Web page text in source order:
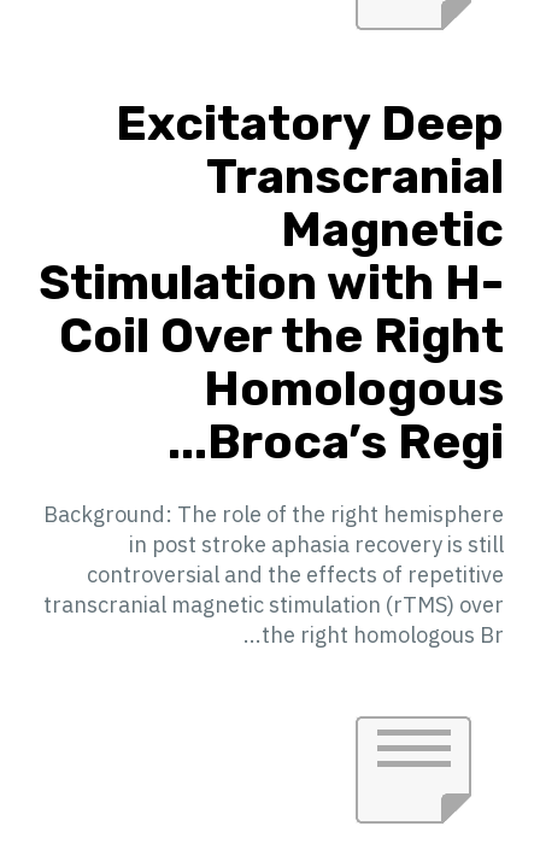
Excitatory Deep
Transcranial
Magnetic
Stimulation with H-
Coil Over the Right
Homologous
Broca’s Regi...
Background: The role of the right hemisphere
in post stroke aphasia recovery is still
controversial and the effects of repetitive
transcranial magnetic stimulation (rTMS) over
the right homologous Br...